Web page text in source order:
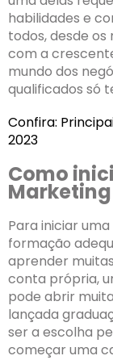
habilidades e
todos, desde os
com a
mundo dos
qualificados só
Confira:
2023
Como
Para iniciar
formação
aprender
conta própria,
pode abrir
lançada
ser a escolha
começar uma